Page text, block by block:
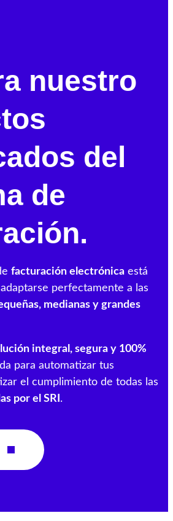
nuestro
del
de
facturación electrónica está
perfectamente a las
medianas y grandes
integral, segura y 100%
para automatizar tus
el cumplimiento de todas las
por el SRI .